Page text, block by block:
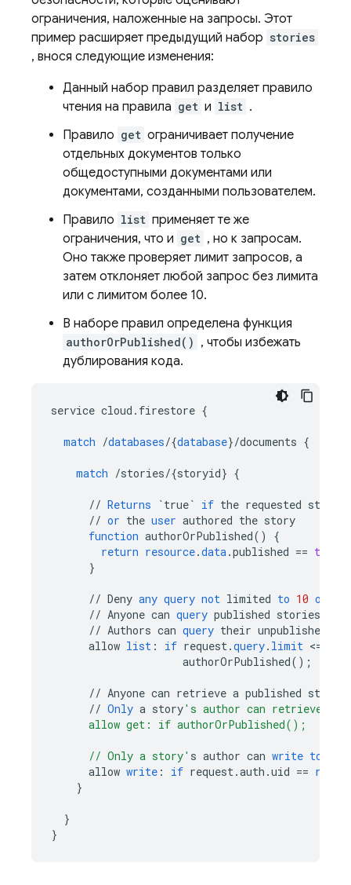
ограничения, наложенные на запросы. Этот
пример расширяет предыдущий набор stories
, внося следующие изменения:
Данный набор правил разделяет правило
чтения на правила get и list .
Правило get ограничивает получение
отдельных документов только
общедоступными документами или
документами, созданными пользователем.
Правило list применяет те же
ограничения, что и get , но к запросам.
Оно также проверяет лимит запросов, а
затем отклоняет любой запрос без лимита
или с лимитом более 10.
В наборе правил определена функция
authorOrPublished() , чтобы избежать
дублирования кода.
service cloud . firestore {
match /databases/{database}/documents {
match /stories/{storyid} {
// Returns `true` if the requested story
// or the user authored the story
function authorOrPublished()
{
return resource.data .published == true
}
// Deny any query not limited to 10 or
// Anyone can query published stories
// Authors can query their unpublished
allow list : if request .query. limit <=
authorOrPublished();
// Anyone can retrieve a published story
// Only a story's author can retrieve an
      allow get: if authorOrPublished();
      // Only a story'
s author can write to
allow write : if request .auth .uid ==
}
}
}